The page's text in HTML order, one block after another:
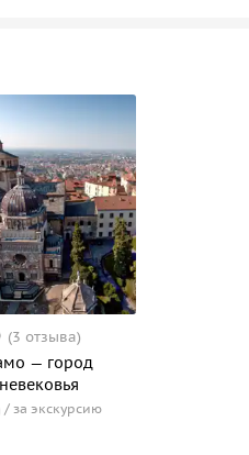
(3 отзыва)
— город
за экскурсию